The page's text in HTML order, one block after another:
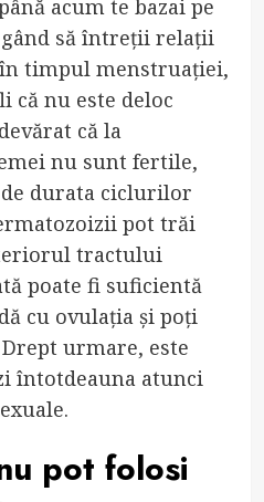
acum te bazai pe
gând să întreții relații
timpul menstruației,
că nu este deloc
că la
nu sunt fertile,
durata ciclurilor
pot trăi
tractului
poate fi suficientă
cu ovulația și poți
urmare, este
întotdeauna atunci
pot folosi